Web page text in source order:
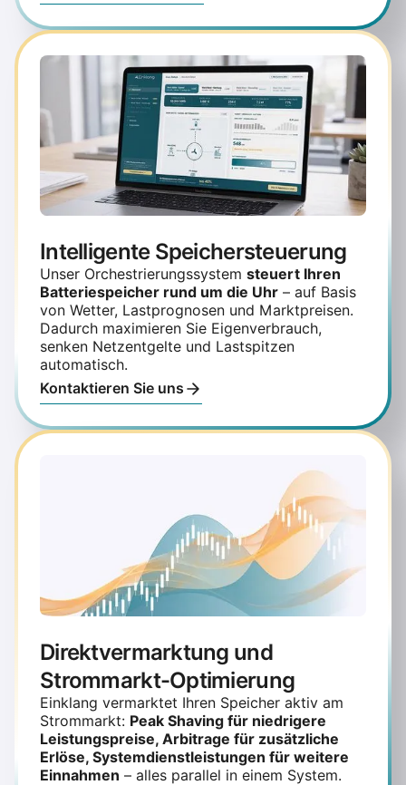
Intelligente Speichersteuerung
Unser Orchestrierungssystem steuert Ihren
Batteriespeicher rund um die Uhr – auf Basis
von Wetter, Lastprognosen und Marktpreisen.
Dadurch maximieren Sie Eigenverbrauch,
senken Netzentgelte und Lastspitzen
automatisch.
Kontaktieren Sie uns
Direktvermarktung und
Strommarkt-Optimierung
Einklang vermarktet Ihren Speicher aktiv am
Strommarkt: Peak Shaving für niedrigere
Leistungspreise, Arbitrage für zusätzliche
Erlöse, Systemdienstleistungen für weitere
Einnahmen – alles parallel in einem System.